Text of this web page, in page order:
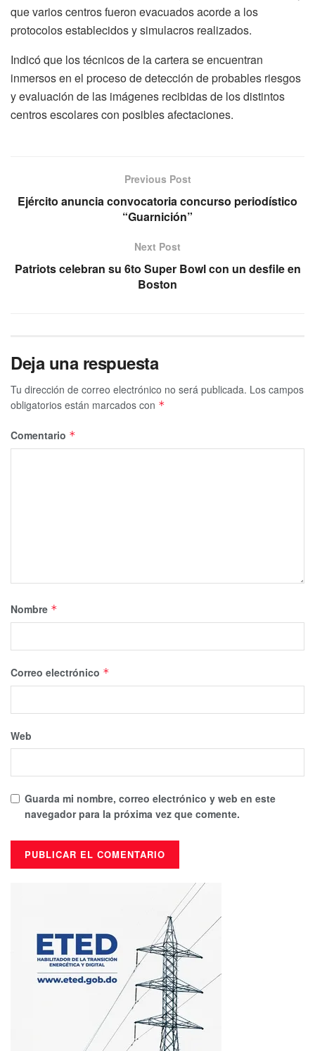
que varios centros fueron evacuados acorde a los
protocolos establecidos y simulacros realizados.
Indicó que los técnicos de la cartera se encuentran
inmersos en el proceso de detección de probables riesgos
y evaluación de las imágenes recibidas de los distintos
centros escolares con posibles afectaciones.
Previous Post
Ejército anuncia convocatoria concurso periodístico
“Guarnición”
Next Post
Patriots celebran su 6to Super Bowl con un desfile en
Boston
Deja una respuesta
Tu dirección de correo electrónico no será publicada. Los campos
obligatorios están marcados con *
Comentario *
Nombre *
Correo electrónico *
Web
Guarda mi nombre, correo electrónico y web en este
navegador para la próxima vez que comente.